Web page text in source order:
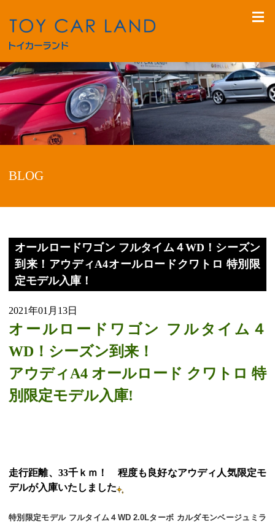
BLOG
オールロードワゴン フルタイム４WD！シーズン
到来！アウディA4オールロードクワトロ 特別限
定モデル入庫！
2021年01月13日
オールロードワゴン フルタイム４
WD！シーズン到来！
アウディA4 オールロード クワトロ 特
別限定モデル入庫!
走行距離、33千ｋｍ！ 程度も良好なアウディ人気限定モ
デルが入庫いたしました
特別限定モデル フルタイム４WD 2.0Lターボ カルダモンベージュミラ